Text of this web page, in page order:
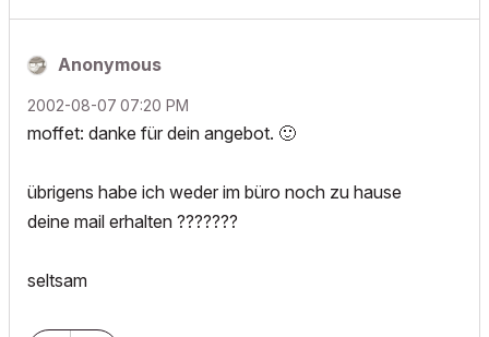
Anonymous
‎2002-08-07 07:20 PM
moffet: danke für dein angebot. 🙂
übrigens habe ich weder im büro noch zu hause
deine mail erhalten ???????
seltsam